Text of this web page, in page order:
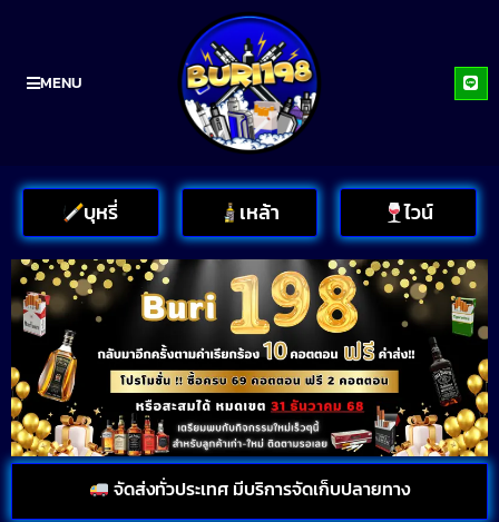
MENU
บุหรี่ เหล้า ไวน์
จัดส่งทั่วประเทศ มีบริการจัดเก็บปลายทาง